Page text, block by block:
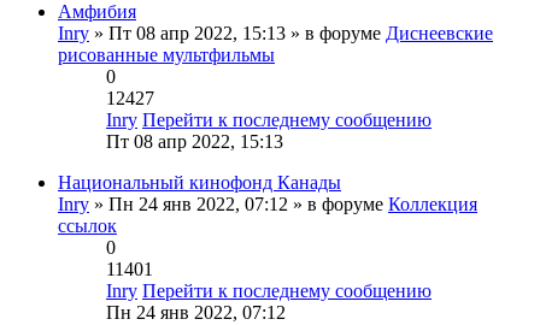
Амфибия
Inry » Пт 08 апр 2022, 15:13 » в форуме Диснеевские
рисованные мультфильмы
0
12427
Inry Перейти к последнему сообщению
Пт 08 апр 2022, 15:13
Национальный кинофонд Канады
Inry » Пн 24 янв 2022, 07:12 » в форуме Коллекция
ссылок
0
11401
Inry Перейти к последнему сообщению
Пн 24 янв 2022, 07:12